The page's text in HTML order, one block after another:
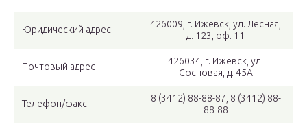
Юридический адрес
426009, г. Ижевск, ул. Лесная,
д. 123, оф. 11
Почтовый адрес
426034, г. Ижевск, ул.
Сосновая, д. 45А
Телефон/факс
8 (3412) 88-88-87, 8 (3412) 88-
88-88